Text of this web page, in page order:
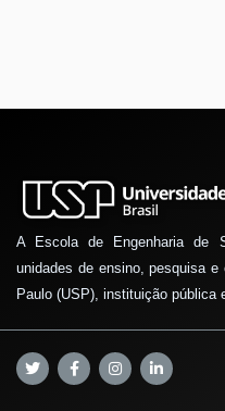
A Escola de Engenharia de
unidades de ensino, pesquisa
Paulo (USP), instituição pública